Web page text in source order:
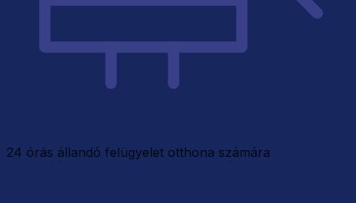
24 órás állandó felügyelet otthona számára